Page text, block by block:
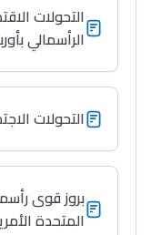
التحولات
الرأسمالي
التحولات
بروز قوى
المتحدة